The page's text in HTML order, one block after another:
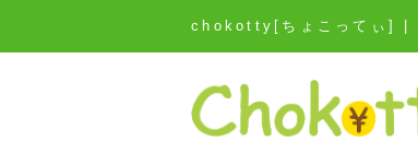
chokotty[ちょこってぃ] |